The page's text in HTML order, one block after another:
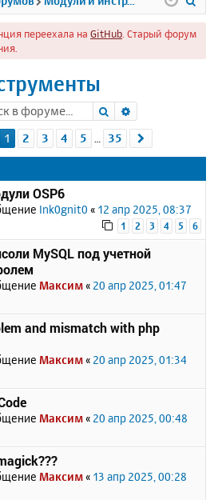
д
переехала на GitHub . Старый форум
Поиск
1 из 35
1 2 3 4 5 35
OSP6
Ink0gnit0 « 12 апр 2025, 08:37
1 2 3 4 5 6
MySQL под учетной
Максим « 20 апр 2025, 01:47
and mismatch with php
Максим « 20 апр 2025, 01:34
Максим « 20 апр 2025, 00:48
Максим « 13 апр 2025, 00:28